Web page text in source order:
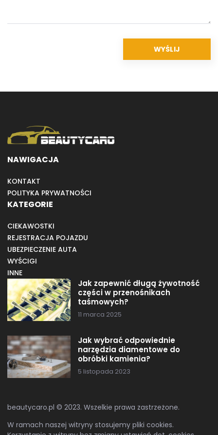
NAWIGACJA
KONTAKT
POLITYKA PRYWATNOŚCI
KATEGORIE
CIEKAWOSTKI
REJESTRACJA POJAZDU
UBEZPIECZENIE AUTA
WYŚCIGI
INNE
Jak zapewnić długą żywotność
części w przenośnikach
taśmowych?
11 marca 2025
Jak wybrać odpowiednie
narzędzia diamentowe do
obróbki kamienia?
5 listopada 2023
beautycaro.pl © 2023. Wszelkie prawa zastrzeżone.
W ramach naszej witryny stosujemy pliki cookies.